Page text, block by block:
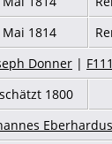
Mai 1814
Donner |
1800